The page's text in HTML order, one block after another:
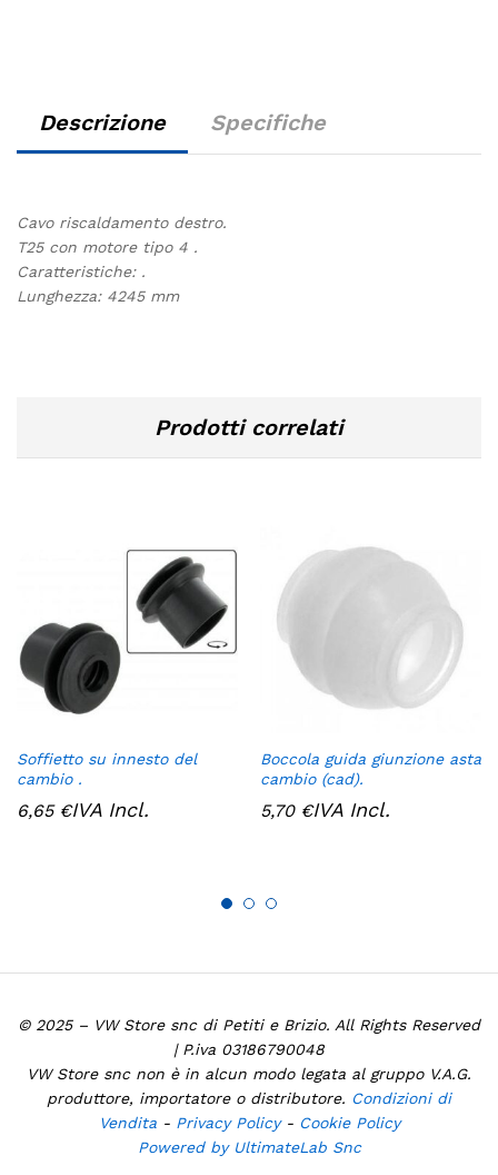
Descrizione Specifiche
Cavo riscaldamento destro.
T25 con motore tipo 4 .
Caratteristiche: .
Lunghezza: 4245 mm
Prodotti correlati
Soffietto su innesto del
cambio .
6,65 €IVA Incl.
Boccola guida giunzione asta
cambio (cad).
5,70 €IVA Incl.
© 2025 – VW Store snc di Petiti e Brizio. All Rights Reserved
| P.iva 03186790048
VW Store snc non è in alcun modo legata al gruppo V.A.G.
produttore, importatore o distributore. Condizioni di
Vendita- Privacy Policy - Cookie Policy
Powered by UltimateLab Snc